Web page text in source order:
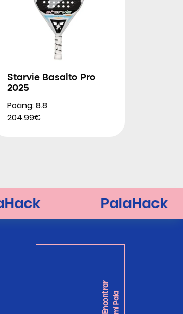
Starvie Basalto Pro
2025
Poäng: 8.8
204.99€